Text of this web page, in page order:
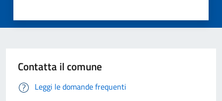
Contatta il comune
Leggi le domande frequenti